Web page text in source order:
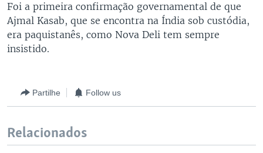
Foi a primeira confirmação governamental de que
Ajmal Kasab, que se encontra na Índia sob custódia,
era paquistanês, como Nova Deli tem sempre
insistido.
Partilhe Follow us
Relacionados